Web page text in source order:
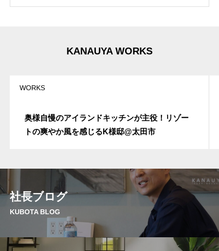
i
KANAUYA WORKS
WORKS
奥様自慢のアイランドキッチンが主役！リゾー
トの爽やか風を感じるK様邸@太田市
社長ブログ
KUBOTA BLOG